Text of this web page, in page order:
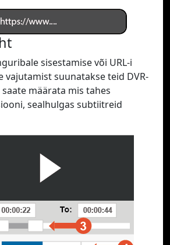
sisestamise või URL-i
vajutamist suunatakse teid DVR-
saate määrata mis tahes
sealhulgas subtiitreid